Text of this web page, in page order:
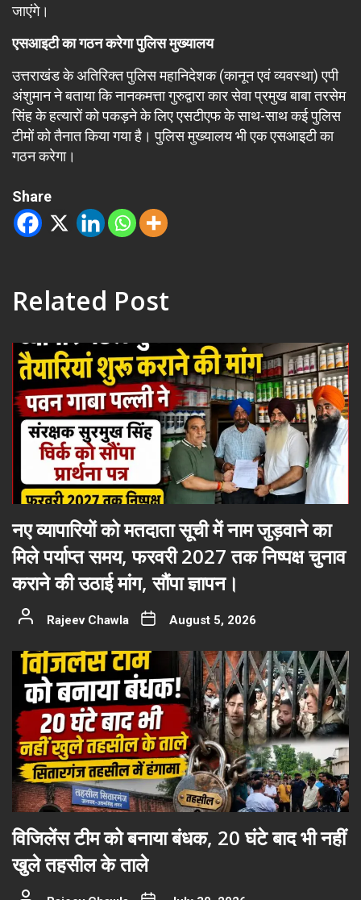
जाएंगे।
एसआइटी का गठन करेगा पुलिस मुख्‍यालय
उत्तराखंड के अतिरिक्त पुलिस महानिदेशक (कानून एवं व्यवस्था) एपी
अंशुमान ने बताया कि नानकमत्ता गुरुद्वारा कार सेवा प्रमुख बाबा तरसेम
सिंह के हत्यारों को पकड़ने के लिए एसटीएफ के साथ-साथ कई पुलिस
टीमों को तैनात किया गया है। पुलिस मुख्यालय भी एक एसआइटी का
गठन करेगा।
Share
Related Post
नए व्यापारियों को मतदाता सूची में नाम जुड़वाने का
मिले पर्याप्त समय, फरवरी 2027 तक निष्पक्ष चुनाव
कराने की उठाई मांग, सौंपा ज्ञापन।
Rajeev Chawla August 5, 2026
विजिलेंस टीम को बनाया बंधक, 20 घंटे बाद भी नहीं
खुले तहसील के ताले